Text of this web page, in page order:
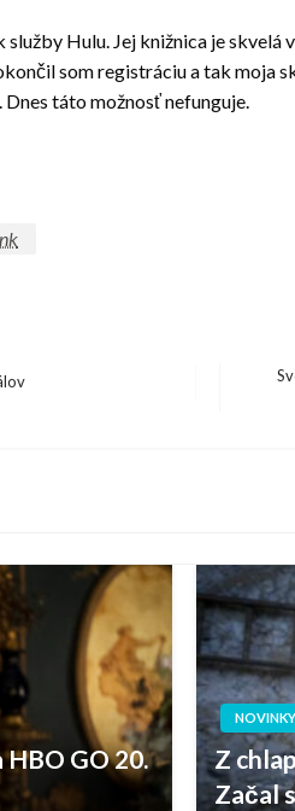
Hulu. Jej knižnica je
som registráciu a tak moja
táto možnosť nefunguje.
GO 20.
NOVINKY
Z
Začal